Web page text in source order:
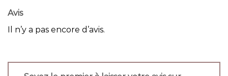
Avis
Il n’y a pas encore d’avis.